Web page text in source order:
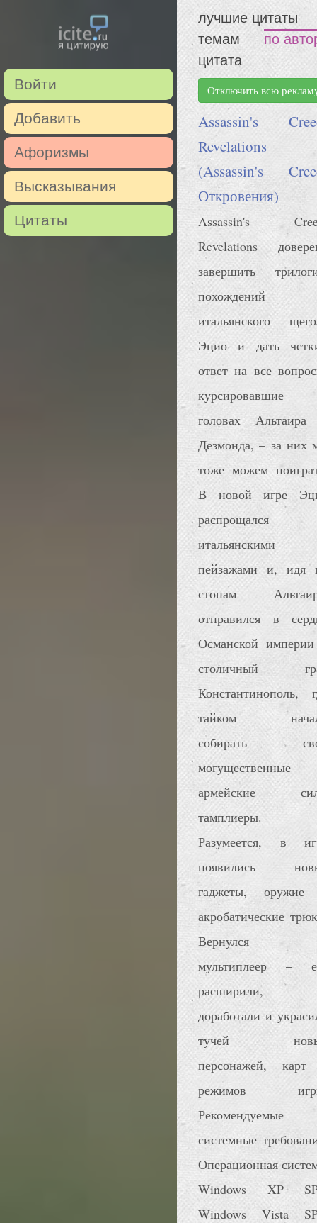
Войти
Добавить
Афоризмы
Высказывания
Цитаты
лучшие цитаты
темам
по
цитата
Отключить всю
Assassin's
Revelations
(Assassin's
Откровения)
Assassin's
Revelations
завершить
похождений
итальянского
Эцио и дать
ответ на все
головах
Дезмонда, – за них
тоже можем
В новой игре
распрощался
итальянскими
пейзажами и, идя
стопам
отправился в
Османской
столичный
Константинополь,
тайком
собирать
могущественные
армейские
тамплиеры.
Разумеется, в
появились
гаджеты,
акробатические
Вернулся
мультиплеер –
расширили,
доработали и
тучей
персонажей,
режимов
Рекомендуемые
системные
Операционная
Windows XP
Windows Vista